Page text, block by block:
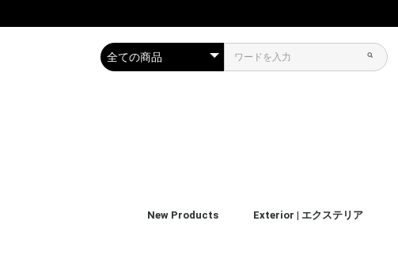
New Products Exterior | エクステリア